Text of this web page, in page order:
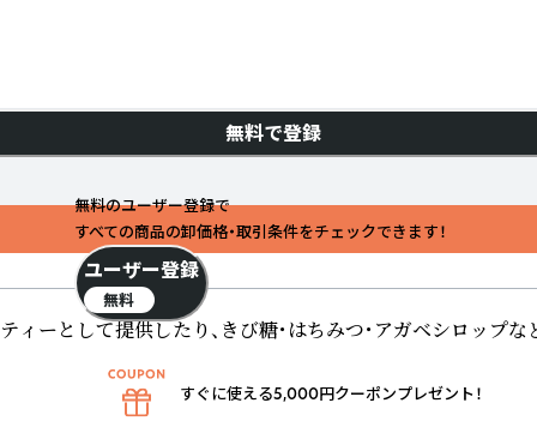
無料で登録
として提供したり、きび糖・はちみつ・アガベシロップ
無料のユーザー登録で
すべての商品の卸価格・取引条件をチェックできます！
ユーザー登録
無料
すぐに使える5,000円クーポンプレゼント！